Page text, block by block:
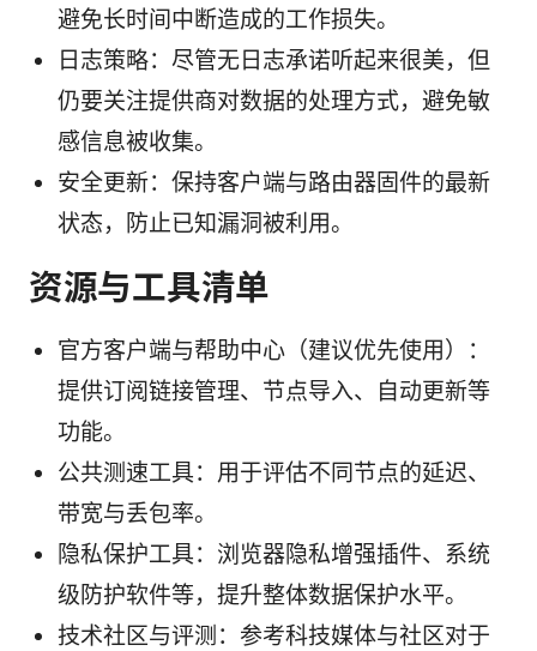
避免长时间中断造成的工作损失。
日志策略：尽管无日志承诺听起来很美，但
仍要关注提供商对数据的处理方式，避免敏
感信息被收集。
安全更新：保持客户端与路由器固件的最新
状态，防止已知漏洞被利用。
资源与工具清单
官方客户端与帮助中心（建议优先使用）：
提供订阅链接管理、节点导入、自动更新等
功能。
公共测速工具：用于评估不同节点的延迟、
带宽与丢包率。
隐私保护工具：浏览器隐私增强插件、系统
级防护软件等，提升整体数据保护水平。
技术社区与评测：参考科技媒体与社区对于